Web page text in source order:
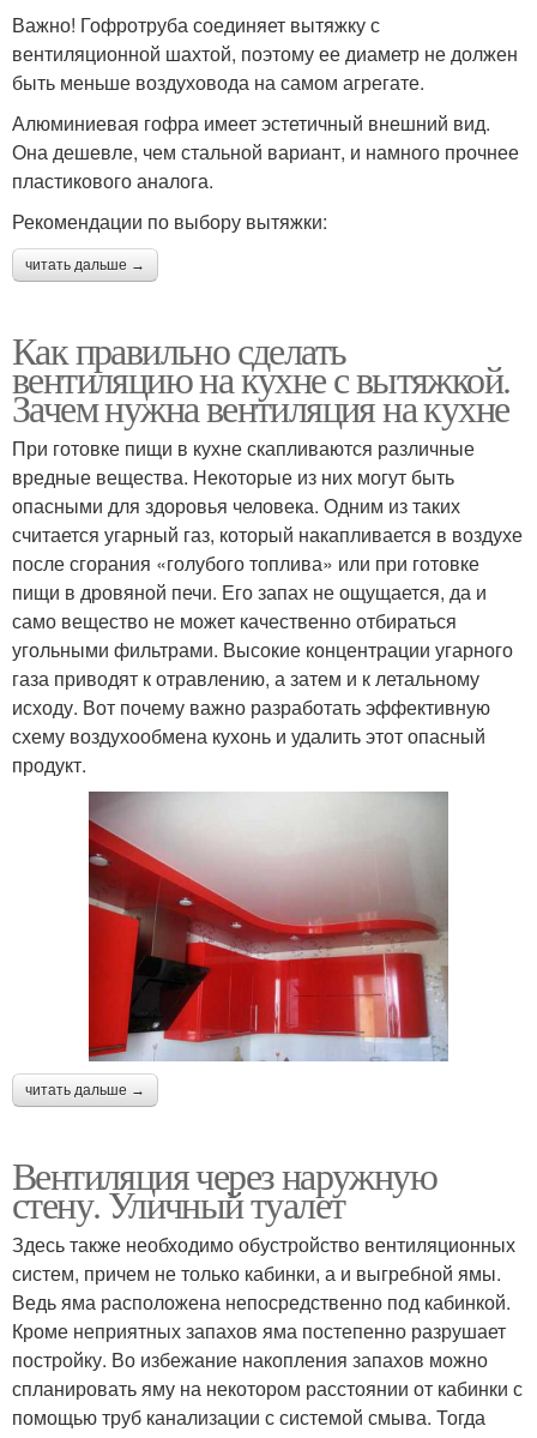
Важно! Гофротруба соединяет вытяжку с
вентиляционной шахтой, поэтому ее диаметр не должен
быть меньше воздуховода на самом агрегате.
Алюминиевая гофра имеет эстетичный внешний вид.
Она дешевле, чем стальной вариант, и намного прочнее
пластикового аналога.
Рекомендации по выбору вытяжки:
читать дальше →
Как правильно сделать
вентиляцию на кухне с вытяжкой.
Зачем нужна вентиляция на кухне
При готовке пищи в кухне скапливаются различные
вредные вещества. Некоторые из них могут быть
опасными для здоровья человека. Одним из таких
считается угарный газ, который накапливается в воздухе
после сгорания «голубого топлива» или при готовке
пищи в дровяной печи. Его запах не ощущается, да и
само вещество не может качественно отбираться
угольными фильтрами. Высокие концентрации угарного
газа приводят к отравлению, а затем и к летальному
исходу. Вот почему важно разработать эффективную
схему воздухообмена кухонь и удалить этот опасный
продукт.
читать дальше →
Вентиляция через наружную
стену. Уличный туалет
Здесь также необходимо обустройство вентиляционных
систем, причем не только кабинки, а и выгребной ямы.
Ведь яма расположена непосредственно под кабинкой.
Кроме неприятных запахов яма постепенно разрушает
постройку. Во избежание накопления запахов можно
спланировать яму на некотором расстоянии от кабинки с
помощью труб канализации с системой смыва. Тогда